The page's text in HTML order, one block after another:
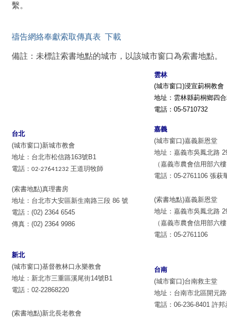
繫。
禱告網絡奉獻索取傳真表 下載
備註：未標註索書地點的城市，以該城市窗口為索書地點。
台北
(城市窗口)新城市教會
地址：台北市松信路163號 B1
電話： 02-27641232 王道玥牧師
(索書地點)真理書房
地址：台北市大安區新生南路三段 86 號
電話：(02) 2364 6545
傳真：(02) 2364 9986
新北
(城市窗口)基督教林口永樂教會
地址：新北市三重區溪尾街14號B1
電話：02-22868220
(索書地點)新北長老教會
雲林
(城市窗口)浸宣莿桐教會
地址：雲林縣莿桐鄉四
電話：05-5710732
嘉義
(城市窗口)嘉義新恩堂
地址：嘉義市吳鳳北路
（嘉義市農會信用部六
電話：05-2761106 張萩
(索書地點)嘉義新恩堂
地址：嘉義市吳鳳北路
（嘉義市農會信用部六
電話：05-2761106
台南
(城市窗口)台南救主堂
地址：台南市北區開元
電話：06-236-8401 許邦